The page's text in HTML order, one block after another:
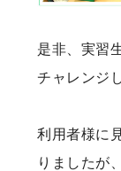
是非、実習
チャレンジ
利用者様に
りましたが